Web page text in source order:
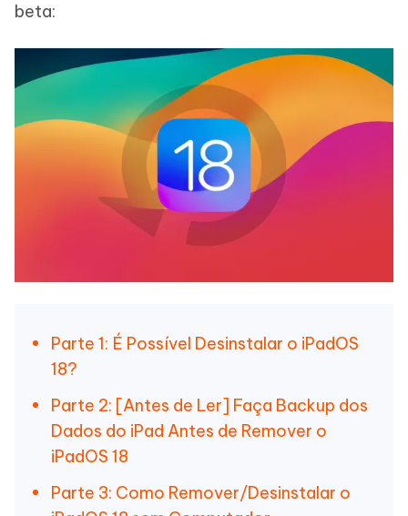
beta:
Parte 1: É Possível Desinstalar o iPadOS
18?
Parte 2: [Antes de Ler] Faça Backup dos
Dados do iPad Antes de Remover o
iPadOS 18
Parte 3: Como Remover/Desinstalar o